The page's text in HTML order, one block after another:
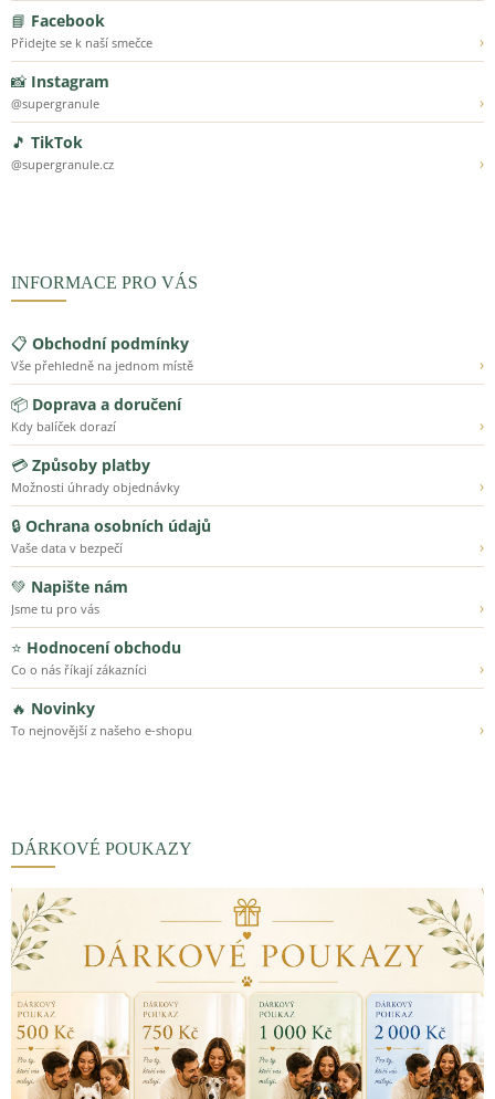
📘 Facebook
Přidejte se k naší smečce
›
📸 Instagram
@supergranule
›
🎵 TikTok
@supergranule.cz ›
INFORMACE PRO VÁS
📋 Obchodní podmínky
Vše přehledně na jednom místě
›
📦 Doprava a doručení
Kdy balíček dorazí
›
💳 Způsoby platby
Možnosti úhrady objednávky
›
🔒 Ochrana osobních údajů
Vaše data v bezpečí
›
💚 Napište nám
Jsme tu pro vás
›
⭐ Hodnocení obchodu
Co o nás říkají zákazníci
›
🔥 Novinky
To nejnovější z našeho e-shopu ›
DÁRKOVÉ POUKAZY